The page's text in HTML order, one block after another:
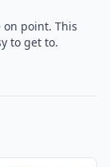
point. This
to get to.